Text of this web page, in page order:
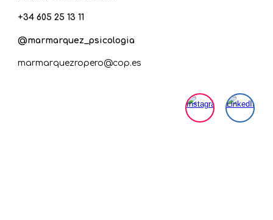
+34 605 25 13 11
@marmarquez_psicologia
marmarquezropero@cop.es